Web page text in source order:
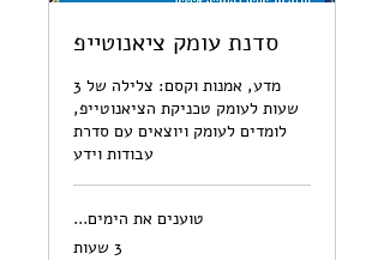
סדנת עומק ציאנוטייפ
מדע, אמנות וקסם: צלילה של 3
שעות לעומק טכניקת הציאנוטייפ,
לומדים לעומק ויוצאים עם סדרת
עבודות וידע
טוענים את הימים...
3 שעות